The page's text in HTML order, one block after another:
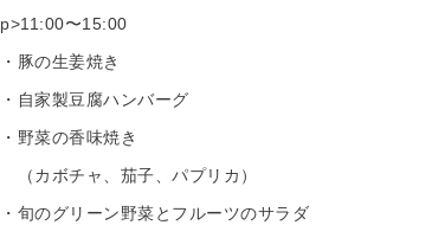
p>11:00〜15:00
・豚の生姜焼き
・自家製豆腐ハンバーグ
・野菜の香味焼き
（カボチャ、茄子、パプリカ）
・旬のグリーン野菜とフルーツのサラダ